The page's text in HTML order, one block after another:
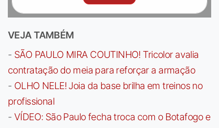
VEJA TAMBÉM
- SÃO PAULO MIRA COUTINHO! Tricolor avalia
contratação do meia para reforçar a armação
- OLHO NELE! Joia da base brilha em treinos no
profissional
- VÍDEO: São Paulo fecha troca com o Botafogo e